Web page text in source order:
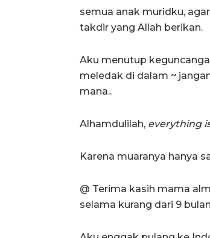
semua anak muridku,
takdir yang Allah berikan.
Aku menutup
meledak di dalam ~
mana..
Alhamdulilah, everything
Karena muaranya hanya
@ Terima kasih mama
selama kurang dari 9